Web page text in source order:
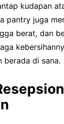
kudapan
pantry juga
berat, dan
berada di sana.